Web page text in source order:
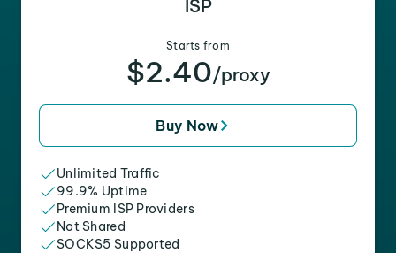
ISP
Starts from
$2.40/proxy
Buy Now
Unlimited Traffic
99.9% Uptime
Premium ISP Providers
Not Shared
SOCKS5 Supported